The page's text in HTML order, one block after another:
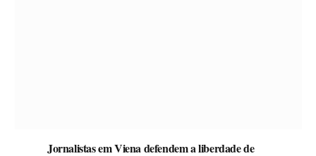
Jornalistas em Viena defendem a liberdade de